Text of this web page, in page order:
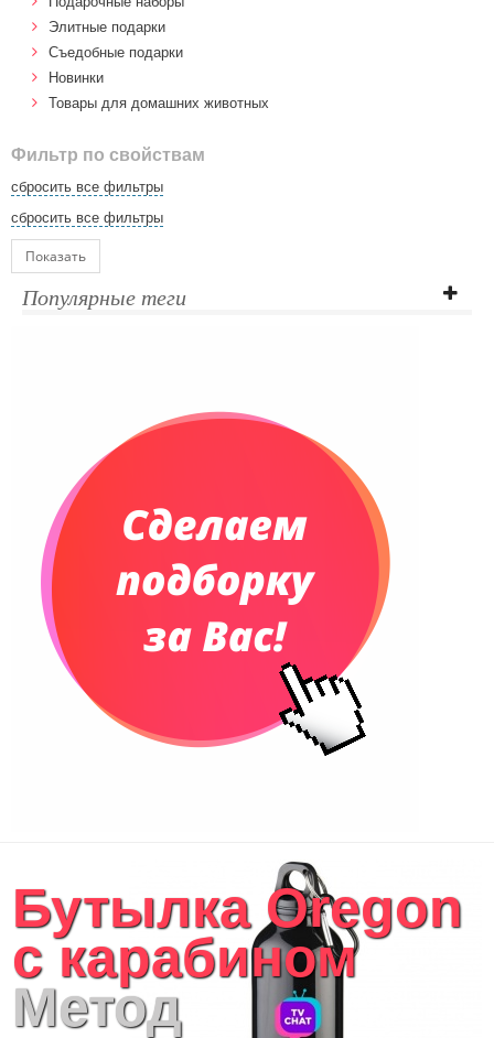
Элитные подарки
Cъедобные подарки
Новинки
Товары для домашних животных
Фильтр по свойствам
сбросить все фильтры
сбросить все фильтры
Показать
Популярные теги
Бутылка Oregon
с карабином
Метод